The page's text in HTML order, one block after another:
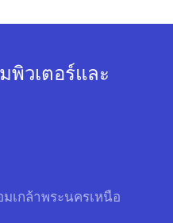
พิวเตอร์และ
เกล้าพระนครเหนือ